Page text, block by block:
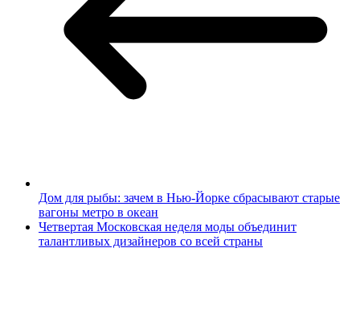
Дом для рыбы: зачем в Нью-Йорке сбрасывают старые
вагоны метро в океан
Четвертая Московская неделя моды объединит
талантливых дизайнеров со всей страны